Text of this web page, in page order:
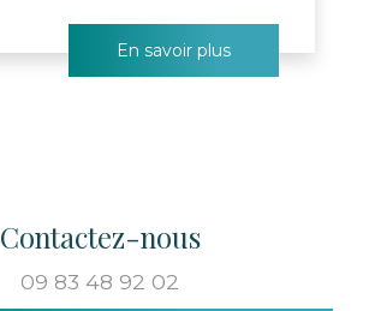
En savoir plus
Contactez-nous
09 83 48 92 02